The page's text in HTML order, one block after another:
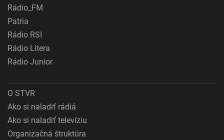
Rádio_FM
Patria
Rádio RSI
Rádio Litera
Rádio Junior
O STVR
Ako si naladiť rádiá
Ako si naladiť televíziu
Organizačná štruktúra